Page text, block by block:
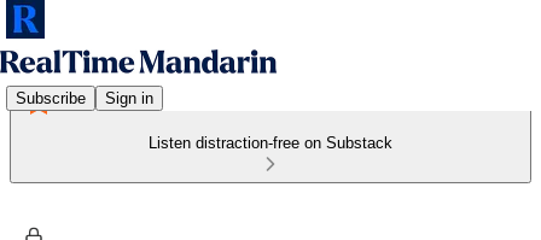
Subscribe Sign in
Listen distraction-free on Substack